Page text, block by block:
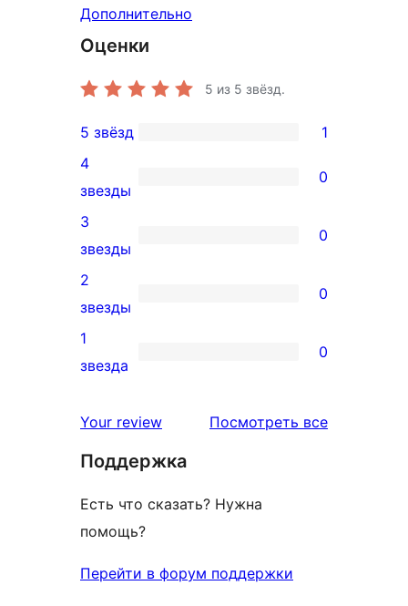
Дополнительно
Оценки
5 из 5 звёзд.
1
5-
звездный
отзыв
5 звёзд 1
0
4-
звездный
отзыв
4
звезды
0
0
3-
звездный
отзыв
3
звезды
0
0
2-
звездный
2
звезды
0
0
звездный
1
звезда
0
Your review Посмотреть всеотзывы
Поддержка
Есть что сказать? Нужна
помощь?
Перейти в форум поддержки